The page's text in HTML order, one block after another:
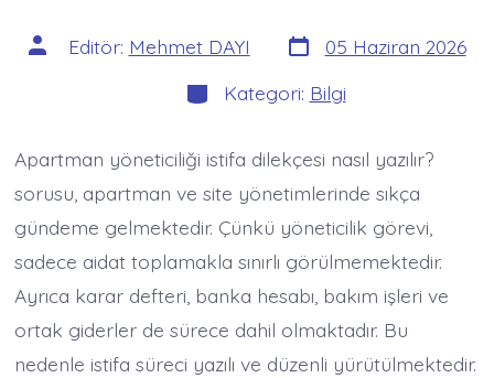
Yazının
yazarı
Editör: Mehmet DAYI Yazı
tarihi
05 Haziran 2026
Kategoriler
Kategori: Bilgi
Apartman yöneticiliği istifa dilekçesi nasıl yazılır?
sorusu, apartman ve site yönetimlerinde sıkça
gündeme gelmektedir. Çünkü yöneticilik görevi,
sadece aidat toplamakla sınırlı görülmemektedir.
Ayrıca karar defteri, banka hesabı, bakım işleri ve
ortak giderler de sürece dahil olmaktadır. Bu
nedenle istifa süreci yazılı ve düzenli yürütülmektedir.